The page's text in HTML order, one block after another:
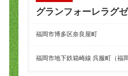
グランフォーレラグ
福岡市博多区奈良屋町
福岡市地下鉄箱崎線 呉服町（福